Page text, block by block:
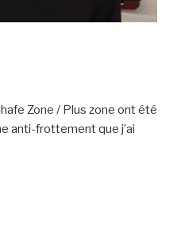
Zone / Plus zone ont été
anti-frottement que j’ai